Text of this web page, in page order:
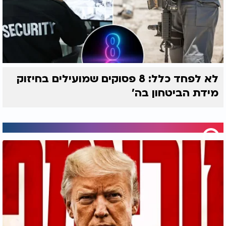
הוא הצביע על אבן ואמר: יש כאן נשמה שמבקשת
היה יודע מה קורה בכל מקום. פעם ישב תחת עץ בצפת
ואמר לתלמידיו: "עכשיו נהרג פלוני, במקום פלוני."
בערב הגיעה השמועה. ידע מתי ולמה נפטרו נשמות.
גילה לתלמידיו קברי צדיקים עלומים. השתטח - וקיבל
9. הרגעים האחרונים
בגיל 38 חלה. בירך כל תלמיד לפי שורש נשמתו. ביקש
מהם: "רק שלום ביניכם, רק אהבה." כשהחזיר נשמתו, כל
צדיקי גן עדן ומלאכי השרת באו ללוותו. וכשהכינו את
גופו לקבורה - האר"י קם, טבל במקווה ארבע פעמים,
כאדם חי. ואז שב למנוחתו.
לא לפחד כלל: 8 פסוקים שמועילים בחיזוק
מידת הביטחון בה'